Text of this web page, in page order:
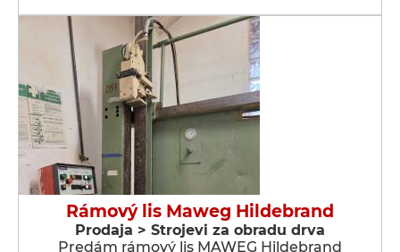
Rámový lis Maweg Hildebrand
Prodaja > Strojevi za obradu drva
Predám rámový lis MAWEG Hildebrand